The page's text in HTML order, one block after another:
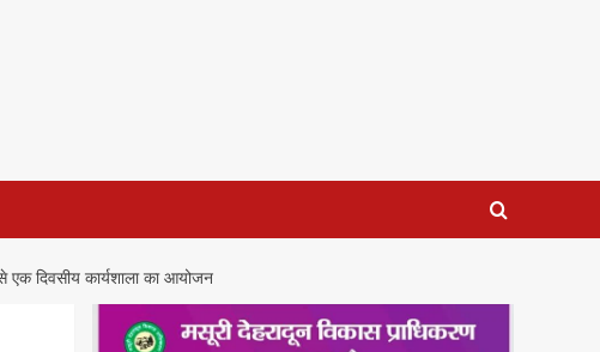
एक दिवसीय कार्यशाला का आयोजन